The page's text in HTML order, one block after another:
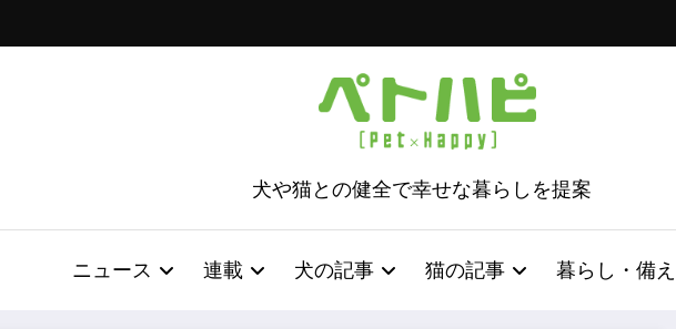
犬や猫との健全で幸せな暮らしを提案
ニュース 連載 犬の記事 猫の記事 暮らし・備え